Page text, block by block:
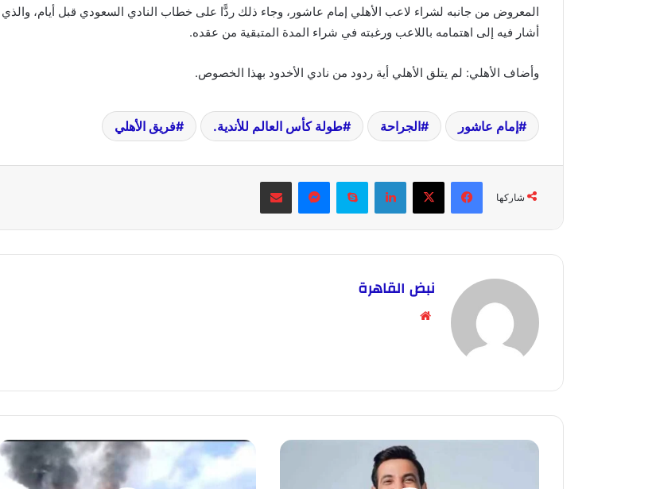
المعروض من جانبه لشراء لاعب الأهلي إمام عاشور، وجاء ذلك ردًّا على خطاب النادي السعودي قبل أيام، والذي
أشار فيه إلى اهتمامه باللاعب ورغبته في شراء المدة المتبقية من عقده.
وأضاف الأهلي: لم يتلق الأهلي أية ردود من نادي الأخدود بهذا الخصوص.
إمام عاشور الجراحة طولة كأس العالم للأندية. فريق الأهلي
شاركها
فيسبوك X لينكدإن سكايب ماسنجر مشاركة عبر البريد
نبض القاهرة